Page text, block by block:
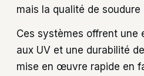
mais la qualité de
Ces systèmes offrent une
aux UV et une durabilité
mise en œuvre rapide en